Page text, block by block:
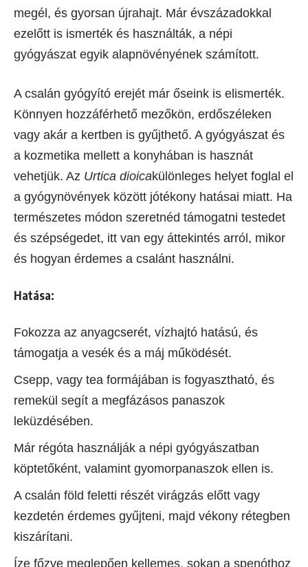
megél, és gyorsan újrahajt. Már évszázadokkal
ezelőtt is ismerték és használták, a népi
gyógyászat egyik alapnövényének számított.
A csalán gyógyító erejét már őseink is elismerték.
Könnyen hozzáférhető mezőkön, erdőszéleken
vagy akár a kertben is gyűjthető. A gyógyászat és
a kozmetika mellett a konyhában is hasznát
vehetjük. Az Urtica dioicakülönleges helyet foglal el
a gyógynövények között jótékony hatásai miatt. Ha
természetes módon szeretnéd támogatni testedet
és szépségedet, itt van egy áttekintés arról, mikor
és hogyan érdemes a csalánt használni.
Hatása:
Fokozza az anyagcserét, vízhajtó hatású, és
támogatja a vesék és a máj működését.
Csepp, vagy tea formájában is fogyasztható, és
remekül segít a megfázásos panaszok
leküzdésében.
Már régóta használják a népi gyógyászatban
köptetőként, valamint gyomorpanaszok ellen is.
A csalán föld feletti részét virágzás előtt vagy
kezdetén érdemes gyűjteni, majd vékony rétegben
kiszárítani.
Íze főzve meglepően kellemes, sokan a spenóthoz